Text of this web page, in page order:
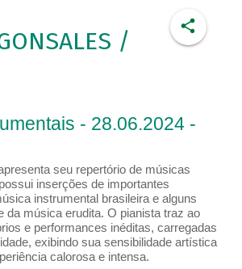
/
- 28.06.2024 -
seu repertório de músicas
inserções de importantes
instrumental brasileira e alguns
da música erudita. O pianista traz ao
e performances inéditas, carregadas
exibindo sua sensibilidade artística
calorosa e intensa.